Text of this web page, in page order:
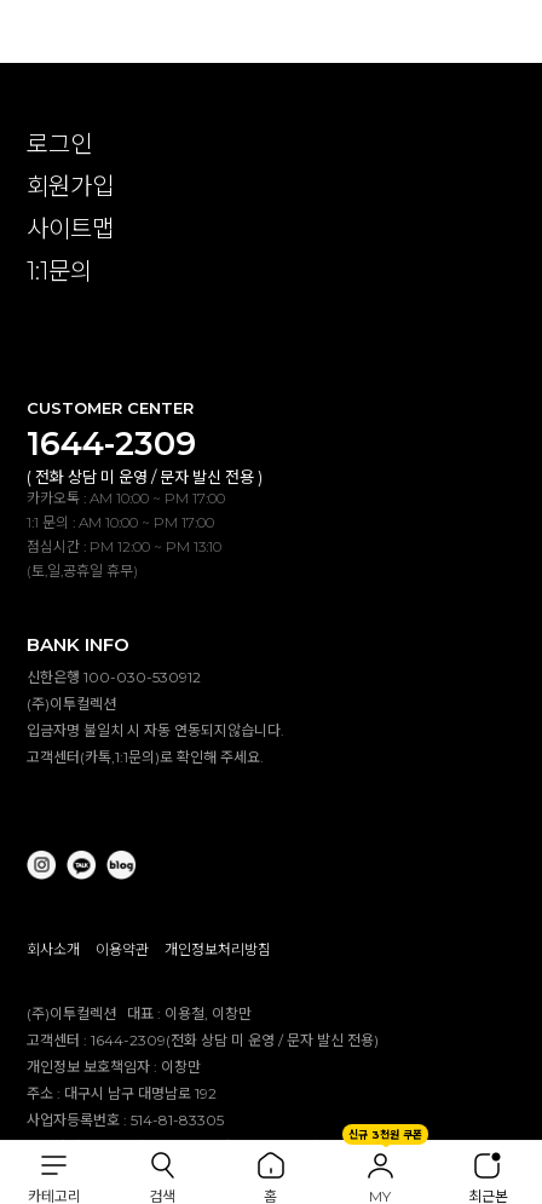
카테고리 검색 홈
신규 3천원 쿠폰
MY 최근본
로그인
회원가입
사이트맵
1:1문의
CUSTOMER CENTER
1644-2309
( 전화 상담 미 운영 / 문자 발신 전용 )
카카오톡 : AM 10:00 ~ PM 17:00
1:1 문의 : AM 10:00 ~ PM 17:00
점심시간 : PM 12:00 ~ PM 13:10
(토,일,공휴일 휴무)
BANK INFO
신한은행 100-030-530912
(주)이투컬렉션
입금자명 불일치 시 자동 연동되지않습니다.
고객센터(카톡,1:1문의)로 확인해 주세요.
회사소개 이용약관 개인정보처리방침
(주)이투컬렉션 대표 : 이용철, 이창만
고객센터 :1644-2309(전화 상담 미 운영 / 문자 발신 전용)
개인정보 보호책임자 : 이창만
주소 : 대구시 남구 대명남로 192
사업자등록번호 :514-81-83305
제안 문의 : e2co@dailylike.co.kr
대량 구매 문의 : e2sales@dailylike.co.kr